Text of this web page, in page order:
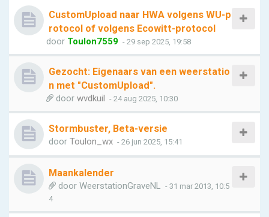
CustomUpload naar HWA volgens WU-p
rotocol of volgens Ecowitt-protocol
door Toulon7559 - 29 sep 2025, 19:58
Gezocht: Eigenaars van een weerstatio
n met "CustomUpload".
door wvdkuil - 24 aug 2025, 10:30
Stormbuster, Beta-versie
door Toulon_wx - 26 jun 2025, 15:41
Maankalender
door WeerstationGraveNL - 31 mar 2013, 10:5
4